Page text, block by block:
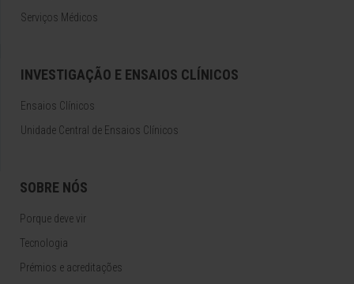
Serviços Médicos
INVESTIGAÇÃO E ENSAIOS CLÍNICOS
Ensaios Clínicos
Unidade Central de Ensaios Clínicos
SOBRE NÓS
Porque deve vir
Tecnologia
Prémios e acreditações